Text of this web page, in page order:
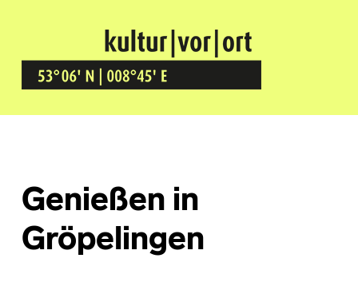
Kultur Vor Ort
BREMEN GRÖPELINGEN
Genießen in
Gröpelingen